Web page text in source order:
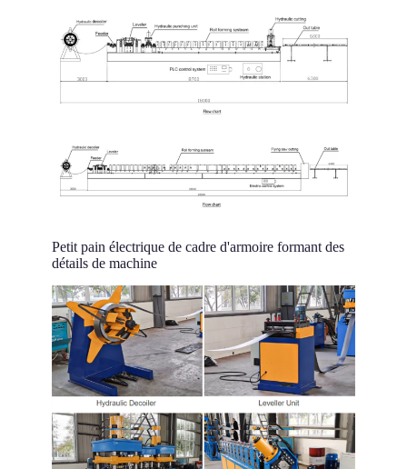
Petit pain électrique de cadre d'armoire formant des
détails de machine